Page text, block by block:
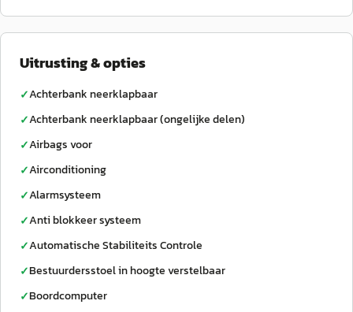
Uitrusting & opties
✓Achterbank neerklapbaar
✓Achterbank neerklapbaar (ongelijke delen)
✓Airbags voor
✓Airconditioning
✓Alarmsysteem
✓Anti blokkeer systeem
✓Automatische Stabiliteits Controle
✓Bestuurdersstoel in hoogte verstelbaar
✓Boordcomputer